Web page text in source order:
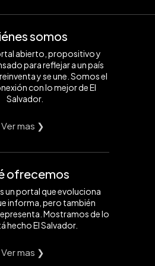
somos
abierto, propositivo y
para reflejar a un país
y se une. Somos el
con lo mejor de El
Salvador.
Ver mas ❯
ofrecemos
un portal que evoluciona
informa, pero también
Mostramos de lo
hecho El Salvador.
Ver mas ❯